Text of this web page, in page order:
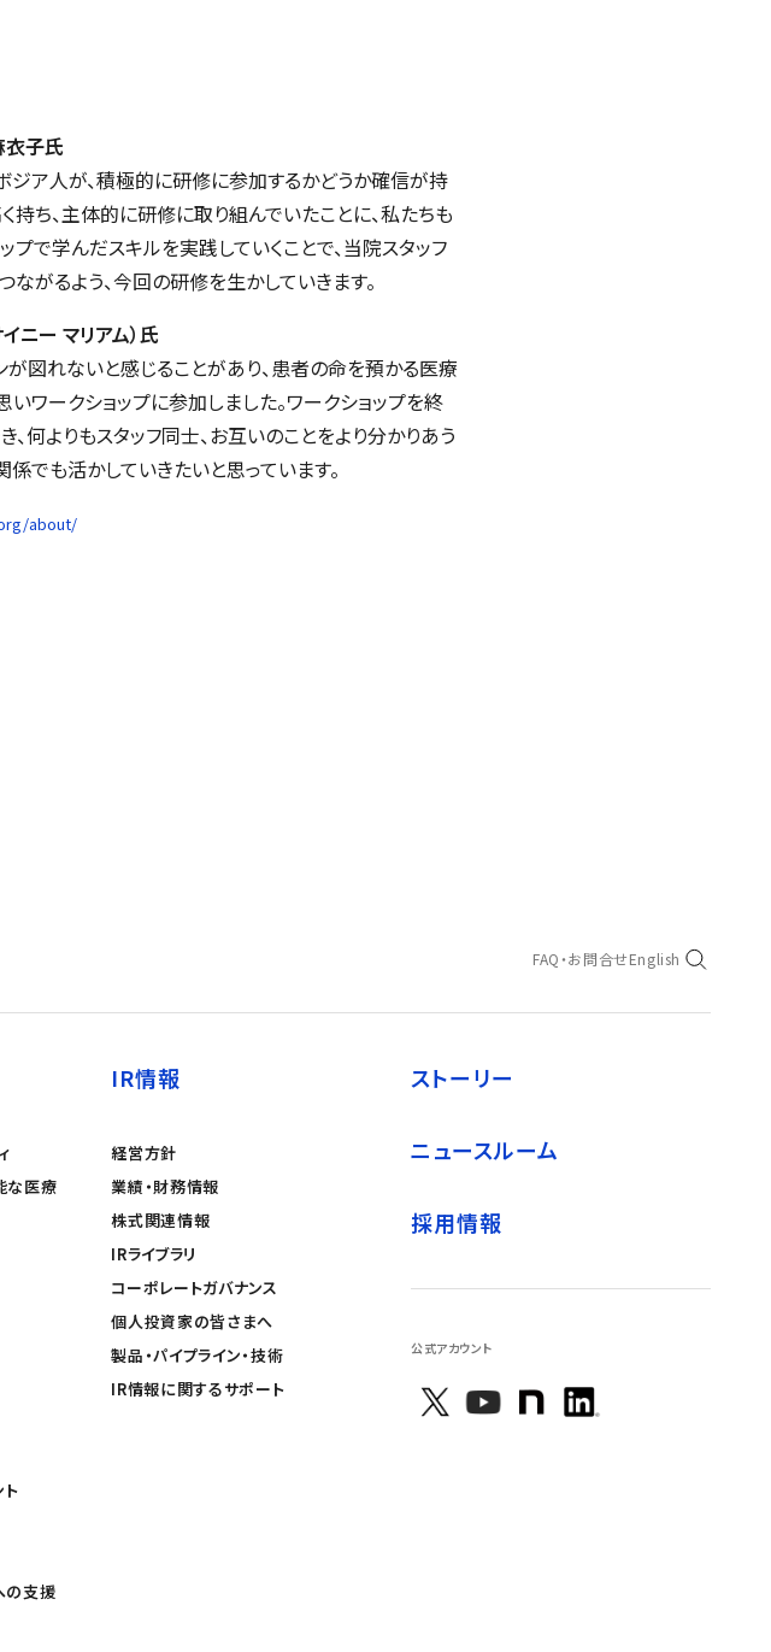
衣子氏
ジア人が、積極的に研修に参加するかどうか確信が持
ち、主体的に研修に取り組んでいたことに、私たちも
プで学んだスキルを実践していくことで、当院スタッフ
がるよう、今回の研修を生かしていきます。
ー マリアム）氏
図れないと感じることがあり、患者の命を預かる医療
ワークショップに参加しました。ワークショップを終
何よりもスタッフ同士、お互いのことをより分かりあう
でも活かしていきたいと思っています。
about/
FAQ・お問合せEnglish
な医療
の支援
IR情報
経営方針
業績・財務情報
株式関連情報
IRライブラリ
コーポレートガバナンス
個人投資家の皆さまへ
製品・パイプライン・技術
IR情報に関するサポート
ストーリー
ニュースルーム
採用情報
公式アカウント